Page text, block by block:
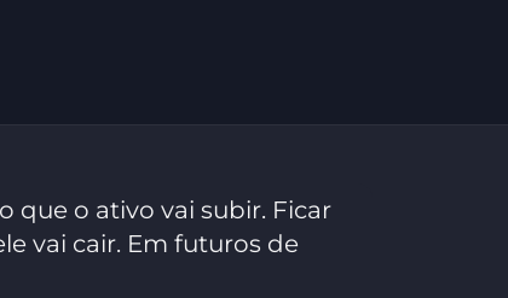
que o ativo vai subir. Ficar
vai cair. Em futuros de